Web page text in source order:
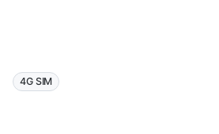
4G SIM